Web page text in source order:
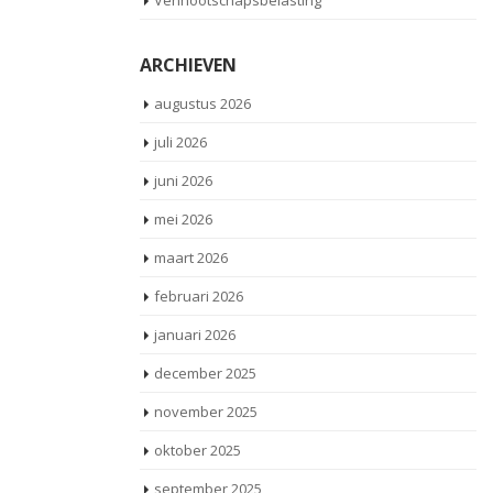
ARCHIEVEN
augustus 2026
juli 2026
juni 2026
mei 2026
maart 2026
februari 2026
januari 2026
december 2025
november 2025
oktober 2025
september 2025